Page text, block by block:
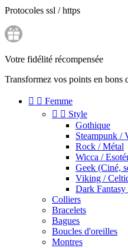
Protocoles ssl / https
Votre fidélité récompensée
Transformez vos points en bons
  Femme
  Style
Gothique
Steampunk /
Rock / Métal
Wicca /
Geek (Ciné,
Viking /
Dark Fantasy
Colliers
Bracelets
Bagues
Boucles d'oreilles
Montres